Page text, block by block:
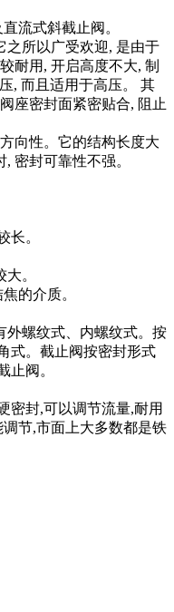
流式斜截止阀。
之所以广受欢迎, 是由于
耐用, 开启高度不大, 制
, 而且适用于高压。 其
座密封面紧密贴合, 阻止
向性。它的结构长度大
密封可靠性不强。
长。
。
的介质。
外螺纹式、内螺纹式。按
式。截止阀按密封形式
止阀。
密封,可以调节流量,耐用
节,市面上大多数都是铁